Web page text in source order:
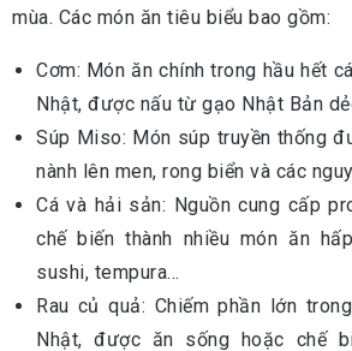
mùa. Các món ăn tiêu biểu bao gồm:
Cơm: Món ăn chính trong hầu hết
Nhật, được nấu từ gạo Nhật Bản
Súp Miso: Món súp truyền thống
nành lên men, rong biển và các
Cá và hải sản: Nguồn cung cấp
chế biến thành nhiều món ăn
sushi, tempura…
Rau củ quả: Chiếm phần lớn
Nhật, được ăn sống hoặc chế